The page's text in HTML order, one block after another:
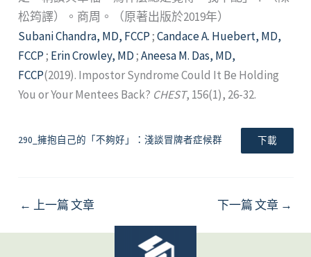
松筠譯）。商周。（原著出版於2019年）
Subani Chandra, MD, FCCP ;Candace A. Huebert, MD,
FCCP ; Erin Crowley, MD ;Aneesa M. Das, MD,
FCCP(2019). Impostor Syndrome Could It Be Holding
You or Your Mentees Back? CHEST, 156(1), 26-32.
290_擁抱自己的「不夠好」：淺談冒牌者症候群 下載
← 上一篇 文章 下一篇 文章 →